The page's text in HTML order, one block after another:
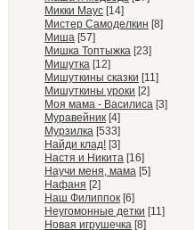
Микки Маус [14]
Мистер Самоделкин [8]
Миша [57]
Мишка Топтыжка [23]
Мишутка [12]
Мишуткины сказки [11]
Мишуткины уроки [2]
Моя мама - Василиса [3]
Муравейник [4]
Мурзилка [533]
Найди клад! [3]
Настя и Никита [16]
Научи меня, мама [5]
Нафаня [2]
Наш Филиппок [6]
Неугомонные детки [11]
Новая игрушечка [8]